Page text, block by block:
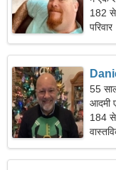
182
परिवार
55
आदमी
184